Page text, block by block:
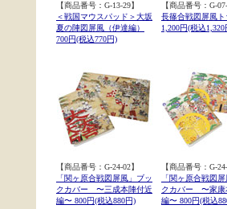
【商品番号：G-13-29】
＜戦国マウスパッド＞大坂
夏の陣図屏風（伊達編）
700円(税込770円)
【商品番号：G-
長篠合戦図屏風ト
1,200円(税込1,320
【商品番号：G-24-02】
「関ヶ原合戦図屏風」ブッ
クカバー 〜三成本陣付近
編〜 800円(税込880円)
【商品番号：G-
「関ヶ原合戦図
クカバー 〜家康
編〜 800円(税込